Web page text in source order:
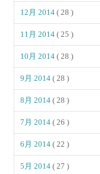
12月 2014( 28 )
11月 2014( 25 )
10月 2014( 28 )
9月 2014( 28 )
8月 2014( 28 )
7月 2014( 26 )
6月 2014( 22 )
5月 2014( 27 )